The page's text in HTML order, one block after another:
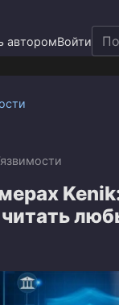
авторомВойти
for: